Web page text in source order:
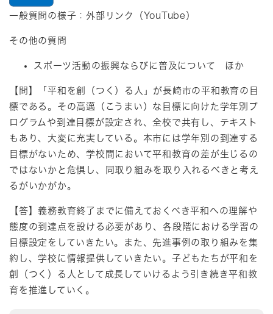
一般質問の様子：​外部リンク（YouTube）​
その他の質問
スポーツ活動の振興ならびに普及について ほか
【問】「平和を創（つく）る人」が長崎市の平和教育の目
標である。その高邁（こうまい）な目標に向けた学年別プ
ログラムや到達目標が設定され、全校で共有し、テキスト
もあり、大変に充実している。本市には学年別の到達する
目標がないため、学校間において平和教育の差が生じるの
ではないかと危惧し、同取り組みを取り入れるべきと考え
るがいかがか。
【答】義務教育終了までに備えておくべき平和への理解や
態度の到達点を設ける必要があり、各段階における学習の
目標設定をしていきたい。また、先進事例の取り組みを集
約し、学校に情報提供していきたい。子どもたちが平和を
創（つく）る人として成長していけるよう引き続き平和教
育を推進していく。